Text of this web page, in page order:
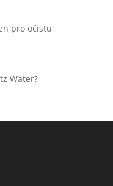
pro očistu
Water?